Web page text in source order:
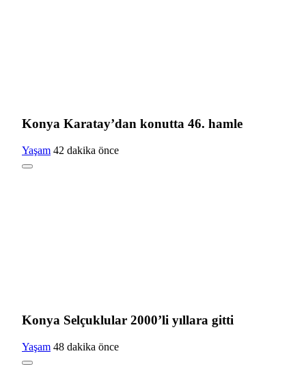
Konya Karatay’dan konutta 46. hamle
Yaşam 42 dakika önce
Konya Selçuklular 2000’li yıllara gitti
Yaşam 48 dakika önce